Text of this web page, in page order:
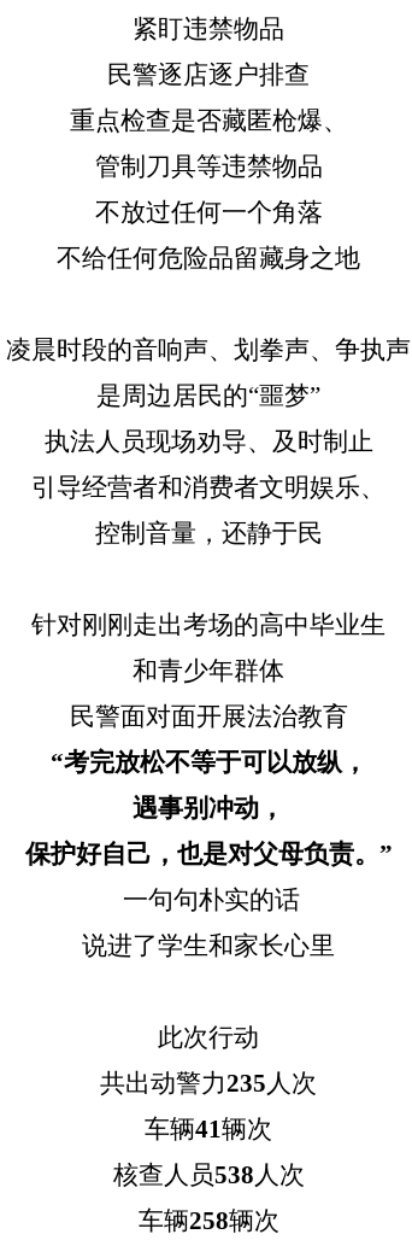
紧盯违禁物品
民警逐店逐户排查
重点检查是否藏匿枪爆、
管制刀具等违禁物品
不放过任何一个角落
不给任何危险品留藏身之地
凌晨时段的音响声、划拳声、争执声
是周边居民的“噩梦”
执法人员现场劝导、及时制止
引导经营者和消费者文明娱乐、
控制音量，还静于民
针对刚刚走出考场的高中毕业生
和青少年群体
民警面对面开展法治教育
“考完放松不等于可以放纵，
遇事别冲动，
保护好自己，也是对父母负责。 ”
一句句朴实的话
说进了学生和家长心里
此次行动
共出动警力235人次
车辆41辆次
核查人员538人次
车辆258辆次